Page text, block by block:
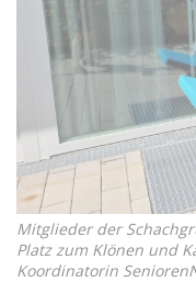
Mitglieder der
Platz zum Klönen und
Koordinatorin